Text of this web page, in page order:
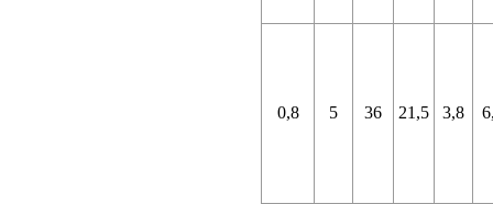
0,8 5 36 21,5 3,8